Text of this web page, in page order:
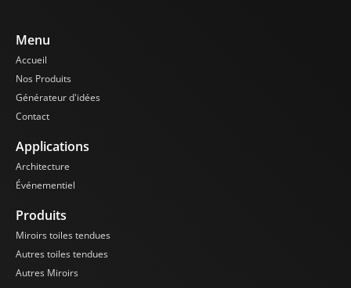
Menu
Accueil
Nos Produits
Générateur d'idées
Contact
Applications
Architecture
Événementiel
Produits
Miroirs toiles tendues
Autres toiles tendues
Autres Miroirs